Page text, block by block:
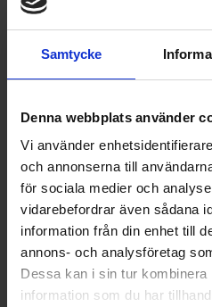
Samtycke
Denna webbplats använder
Vi använder
och annonserna till
för sociala medier och
vidarebefordrar även sådana
information från din enhet till
annons- och analysföretag
Dessa kan i sin tur kombinera
information som du har
Reglerbar temperatur (Ja/Nej):
Wi-Fi anslutning (Ja/Nej):
Teknisk data
Effekt (w):
Kapacitet (l):
Populära produkter